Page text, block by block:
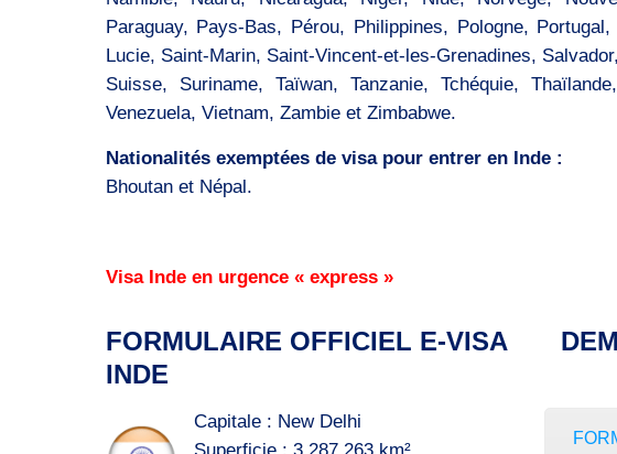
Paraguay, Pays-Bas, Pérou, Philippines, Pologne,
Lucie, Saint-Marin, Saint-Vincent-et-les-Grenadines,
Suisse, Suriname, Taïwan, Tanzanie, Tchéquie,
Venezuela, Vietnam, Zambie et Zimbabwe.
Nationalités exemptées de visa pour entrer en Inde :
Bhoutan et Népal.
Visa Inde en urgence « express »
FORMULAIRE OFFICIEL E-VISA
INDE
Capitale : New Delhi